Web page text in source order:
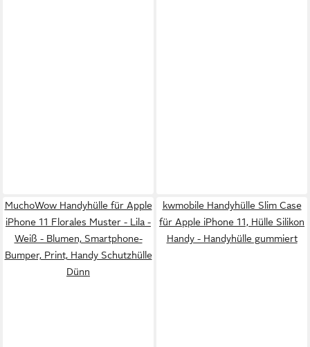
MuchoWow Handyhülle für Apple
iPhone 11 Florales Muster - Lila -
Weiß - Blumen, Smartphone-
Bumper, Print, Handy Schutzhülle
Dünn
kwmobile Handyhülle Slim Case
für Apple iPhone 11, Hülle Silikon
Handy - Handyhülle gummiert